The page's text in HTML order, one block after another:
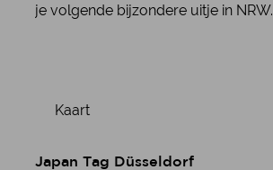
je volgende bijzondere uitje in NRW.
Kaart
Japan Tag Düsseldorf